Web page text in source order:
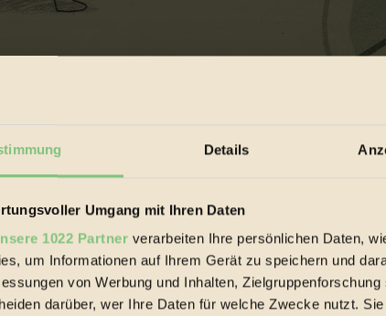
Details
Umgang mit Ihren Daten
1022 Partner verarbeiten Ihre persönlichen Daten,
um Informationen auf Ihrem Gerät zu speichern und
von Werbung und Inhalten,
darüber, wer Ihre Daten für welche Zwecke nutzt.